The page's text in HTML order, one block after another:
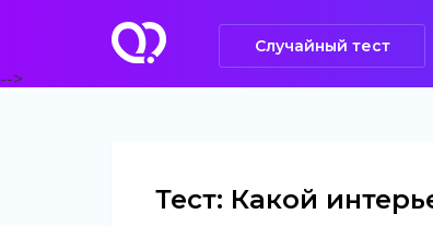
Случайный тест
-->
Тест: Какой